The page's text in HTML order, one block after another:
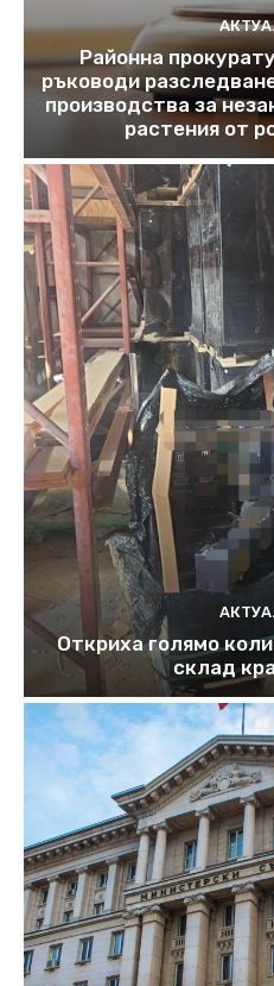
Районна
ръководи
производства за
растения от
Откриха голямо
склад